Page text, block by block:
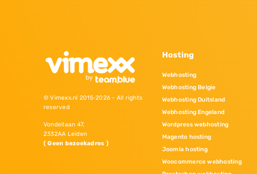
© Vimexx.nl 2015‐2026 - All rights
reserved
Vondellaan 47,
2332AA Leiden
( Geen bezoekadres )
Hosting
Webhosting
Webhosting Belgie
Webhosting Duitsland
Webhosting Engeland
Wordpress webhosting
Magento hosting
Joomla hosting
Woocommerce webhosting